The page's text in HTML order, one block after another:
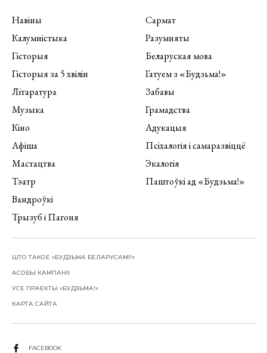
Навіны
Калумністыка
Гісторыя
Гісторыя за 5 хвілін
Літаратура
Музыка
Кіно
Афіша
Мастацтва
Тэатр
Вандроўкі
Трызуб і Пагоня
Сармат
Разумняты
Беларуская мова
Гатуем з «Будзьма!»
Забавы
Грамадства
Адукацыя
Псіхалогія і самаразвіццё
Экалогія
Паштоўкі ад «Будзьма!»
ШТО ТАКОЕ «БУДЗЬМА БЕЛАРУСАМІ!»
АСОБЫ КАМПАНІІ
УСЕ ПРАЕКТЫ «БУДЗЬМА!»
КАРТА САЙТА
FACEBOOK